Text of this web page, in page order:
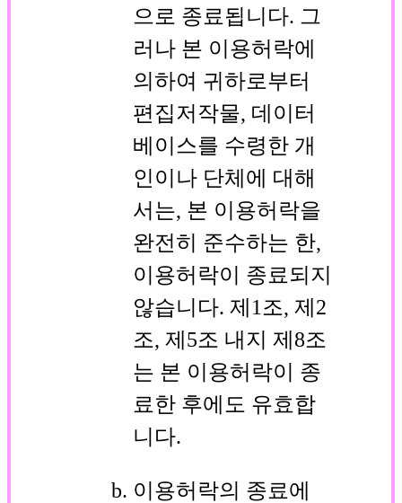
으로 종료됩니다. 그
러나 본 이용허락에
의하여 귀하로부터
편집저작물, 데이터
베이스를 수령한 개
인이나 단체에 대해
서는, 본 이용허락을
완전히 준수하는 한,
이용허락이 종료되지
않습니다. 제1조, 제2
조, 제5조 내지 제8조
는 본 이용허락이 종
료한 후에도 유효합
니다.
이용허락의 종료에